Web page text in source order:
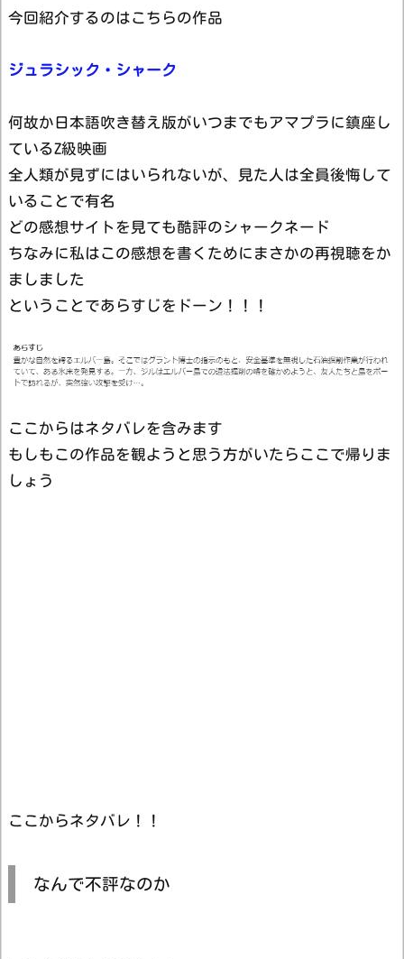
今回紹介するのはこちらの作品
ジュラシック・シャーク
何故か日本語吹き替え版がいつまでもアマプラに鎮座し
ているZ級映画
全人類が見ずにはいられないが、見た人は全員後悔して
いることで有名
どの感想サイトを見ても酷評のシャークネード
ちなみに私はこの感想を書くためにまさかの再視聴をか
ましました
ということであらすじをドーン！！！
ここからはネタバレを含みます
もしもこの作品を観ようと思う方がいたらここで帰りま
しょう
ここからネタバレ！！
なんで不評なのか